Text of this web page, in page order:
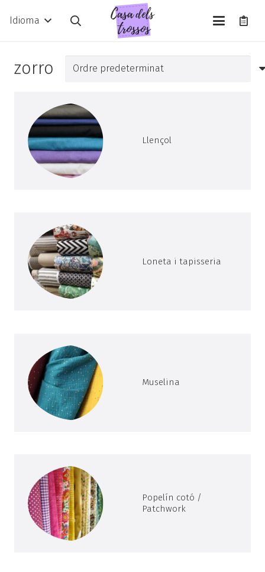
Idioma
zorro
Llençol
Loneta i tapisseria
Muselina
Popelín cotó /
Patchwork